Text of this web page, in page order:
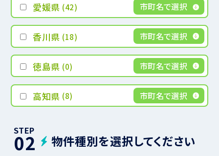
愛媛県 (42) 市町名で選択
香川県 (18) 市町名で選択
徳島県 (0) 市町名で選択
高知県 (8) 市町名で選択
(13) (5)
STEP
02 物件種別を選択してください